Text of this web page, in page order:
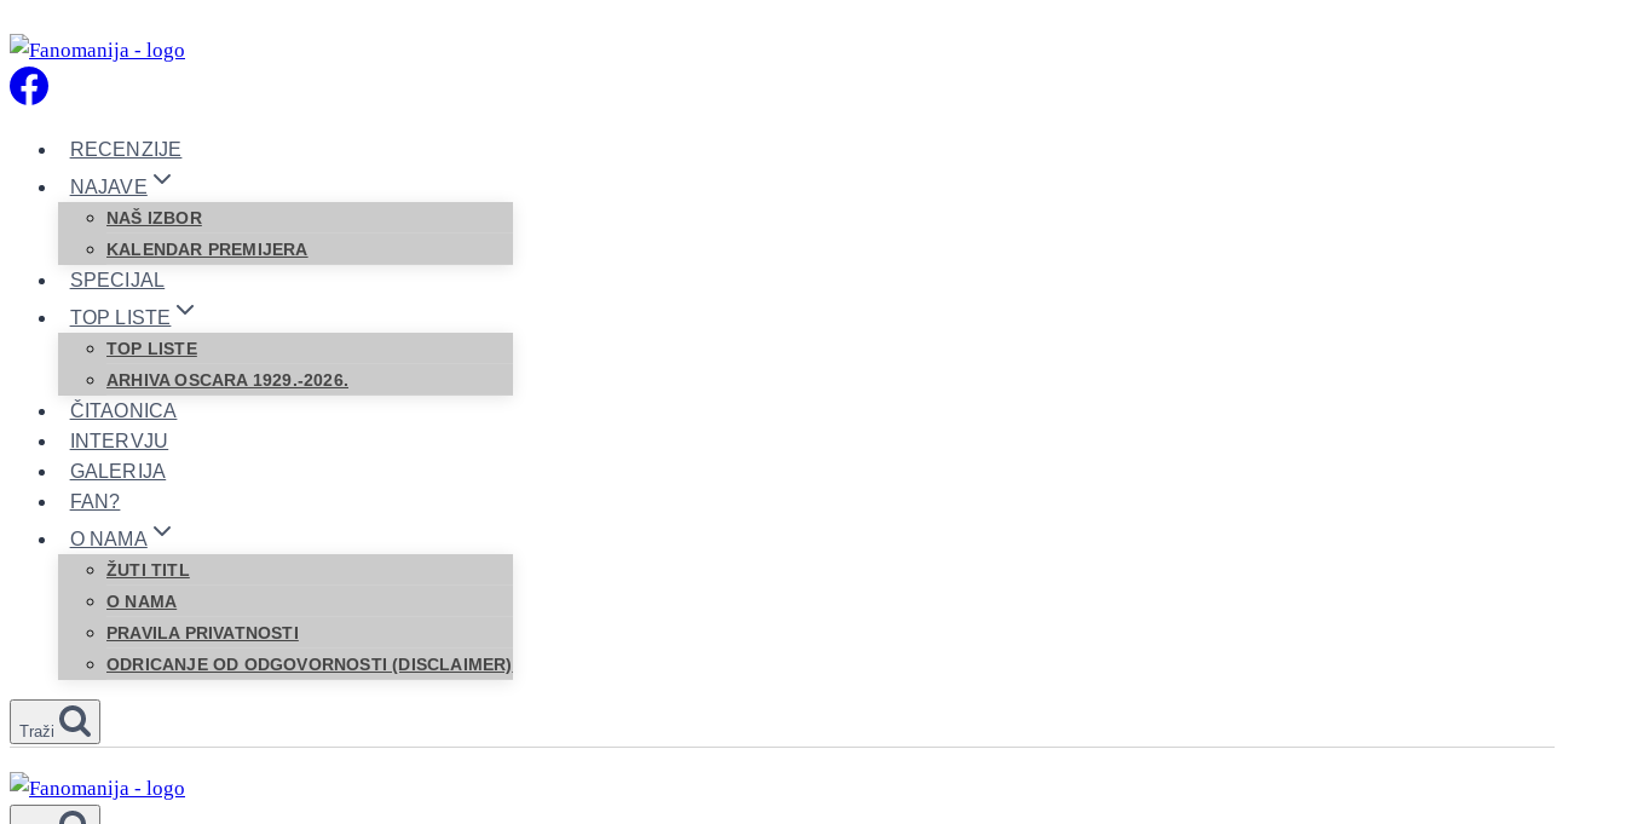
to
content
RECENZIJE
NAJAVE
NAŠ IZBOR
KALENDAR PREMIJERA
SPECIJAL
TOP LISTE
TOP LISTE
ARHIVA OSCARA 1929.-2026.
ČITAONICA
INTERVJU
GALERIJA
FAN?
O NAMA
ŽUTI TITL
O NAMA
PRAVILA PRIVATNOSTI
ODRICANJE OD ODGOVORNOSTI (DISCLAIMER)
Traži